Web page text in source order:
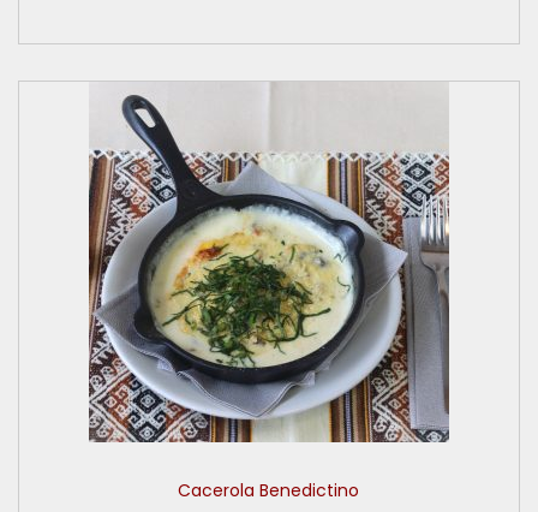
Cacerola Benedictino